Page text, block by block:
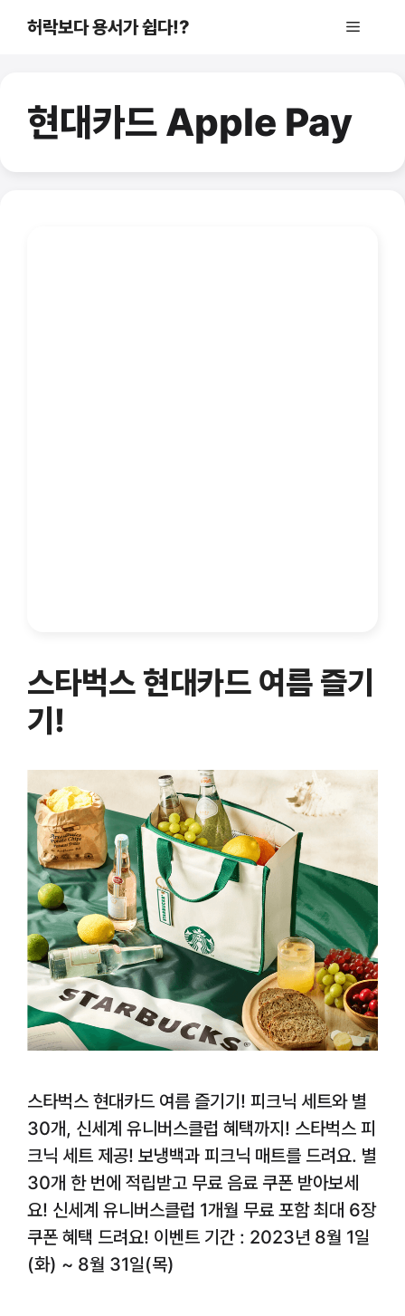
허락보다 용서가 쉽다!? 메
현대카드 Apple Pay
스타벅스 현대카드 여름 즐기
기!
스타벅스 현대카드 여름 즐기기! 피크닉 세트와 별
30개, 신세계 유니버스클럽 혜택까지! 스타벅스 피
크닉 세트 제공! 보냉백과 피크닉 매트를 드려요. 별
30개 한 번에 적립받고 무료 음료 쿠폰 받아보세
요! 신세계 유니버스클럽 1개월 무료 포함 최대 6장
쿠폰 혜택 드려요! 이벤트 기간 : 2023년 8월 1일
(화) ~ 8월 31일(목)